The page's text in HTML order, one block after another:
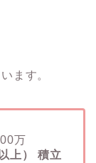
ます。
万
上） 積立